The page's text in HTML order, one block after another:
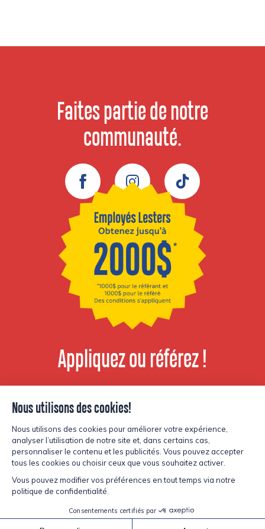
Faites partie de notre
communauté.
Facebook Instagram TikTok
Appliquez ou référez !
Voir les postes
disponibles
© Copyright Lesters 2026Politique de confidentialitéSite parKryzalid